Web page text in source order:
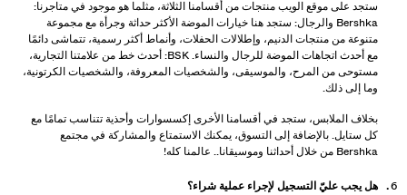
ستجد على موقع الويب منتجات من أقسامنا الثلاثة، مثلما هو موجود في متاجرنا:
Bershka والرجال: ستجد هنا خيارات الموضة الأكثر حداثة وجرأة مع مجموعة
متنوعة من منتجات الدنيم، وإطلالات الحفلات، وأنماط أكثر رسمية، تتماشى دائمًا
مع أحدث اتجاهات الموضة للرجال والنساء. BSK: أحدث خط من علامتنا التجارية،
مستوحى من المرح، والموسيقى، والشخصيات المعروفة، والشخصيات الكرتونية،
وما إلى ذلك.
بخلاف الملابس، ستجد في أقسامنا الأخرى إكسسوارات وأحذية تتناسب تمامًا مع
كل ستايل. بالإضافة إلى التسوق، يمكنك الاستمتاع والمشاركة في مجتمع
Bershka من خلال أحداثنا وموسيقانا.. عالمنا كله!
هل يجب عليّ التسجيل لإجراء عملية شراء؟